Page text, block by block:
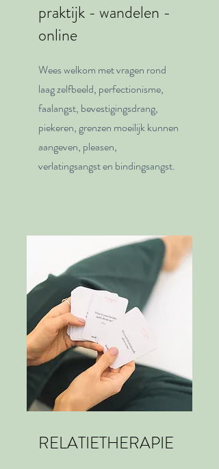
praktijk - wandelen -
online
Wees welkom met vragen rond
laag zelfbeeld, perfectionisme,
faalangst, bevestigingsdrang,
piekeren, grenzen moeilijk kunnen
aangeven, pleasen,
verlatingsangst en bindingsangst.
RELATIETHERAPIE